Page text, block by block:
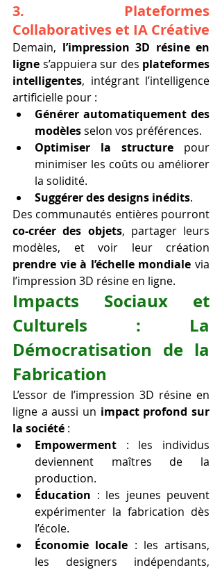
3. Plateformes
Collaboratives et IA Créative
Demain, l’impression 3D résine en
ligne s’appuiera sur des plateformes
intelligentes, intégrant l’intelligence
artificielle pour :
Générer automatiquement des
modèles selon vos préférences.
Optimiser la structure pour
minimiser les coûts ou améliorer
la solidité.
Suggérer des designs inédits.
co-créer des objets, partager leurs
prendre vie à l’échelle mondiale via
l’impression 3D résine en ligne.
Impacts Sociaux et
Culturels : La
Démocratisation de la
Fabrication
L’essor de l’impression 3D résine en
ligne a aussi un impact profond sur
la société :
Empowerment : les individus
deviennent maîtres de la
production.
Éducation : les jeunes peuvent
expérimenter la fabrication dès
l’école.
Économie locale : les artisans,
les designers indépendants,